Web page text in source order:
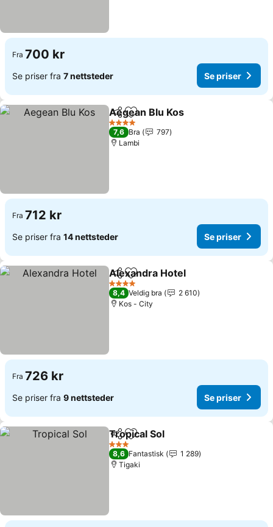
Fra 700 kr
Se priser fra 7 nettsteder Se priser
Del Legg til i favoritter
Aegean Blu Kos
4 Stjerner
7,6 Bra
797
Lambi
Fra 712 kr
Se priser fra 14 nettsteder Se priser
Del Legg til i favoritter
Alexandra Hotel
4 Stjerner
8,4 Veldig bra
2 610
Kos - City
Fra 726 kr
Se priser fra 9 nettsteder Se priser
Del Legg til i favoritter
Tropical Sol
3 Stjerner
8,6 Fantastisk
1 289
Tigaki